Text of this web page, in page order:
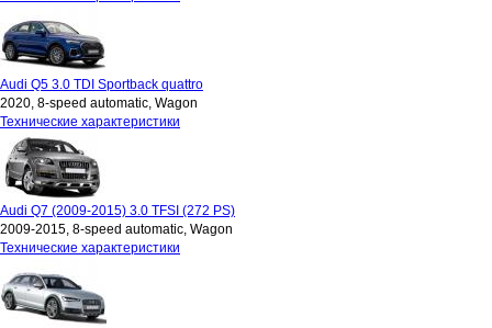
Audi Q5 3.0 TDI Sportback quattro
2020, 8-speed automatic, Wagon
Технические характеристики
Audi Q7 (2009-2015) 3.0 TFSI (272 PS)
2009-2015, 8-speed automatic, Wagon
Технические характеристики